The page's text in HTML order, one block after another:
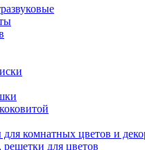
комнатных цветов и
для цветов